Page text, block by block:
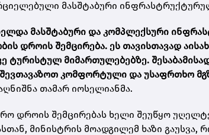
მასშტაბური
მასშტაბური და კომპლექსური
დროის შემცირება. ეს თავისთავად
ტურისტულ მიმართულებებზე.
კომფორტული და უსაფრთხო
თამარ იოსელიანმა.
დროის შემცირებას ხელი შეუწყო
მინისტრის მოადგილემ ხაზი